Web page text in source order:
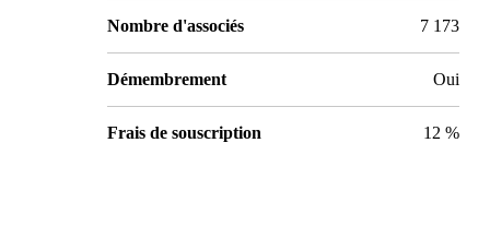
Nombre d'associés 7 173
Démembrement Oui
Frais de souscription 12 %